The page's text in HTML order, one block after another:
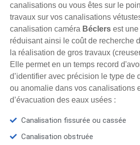
canalisations ou vous êtes sur le
travaux sur vos canalisations
canalisation caméra Béclers est
réduisant ainsi le coût de recherche
la réalisation de gros travaux
Elle permet en un temps record
d’identifier avec précision le type de
ou anomalie dans vos canalisations
d’évacuation des eaux usées :
Canalisation fissurée ou cassée
Canalisation obstruée